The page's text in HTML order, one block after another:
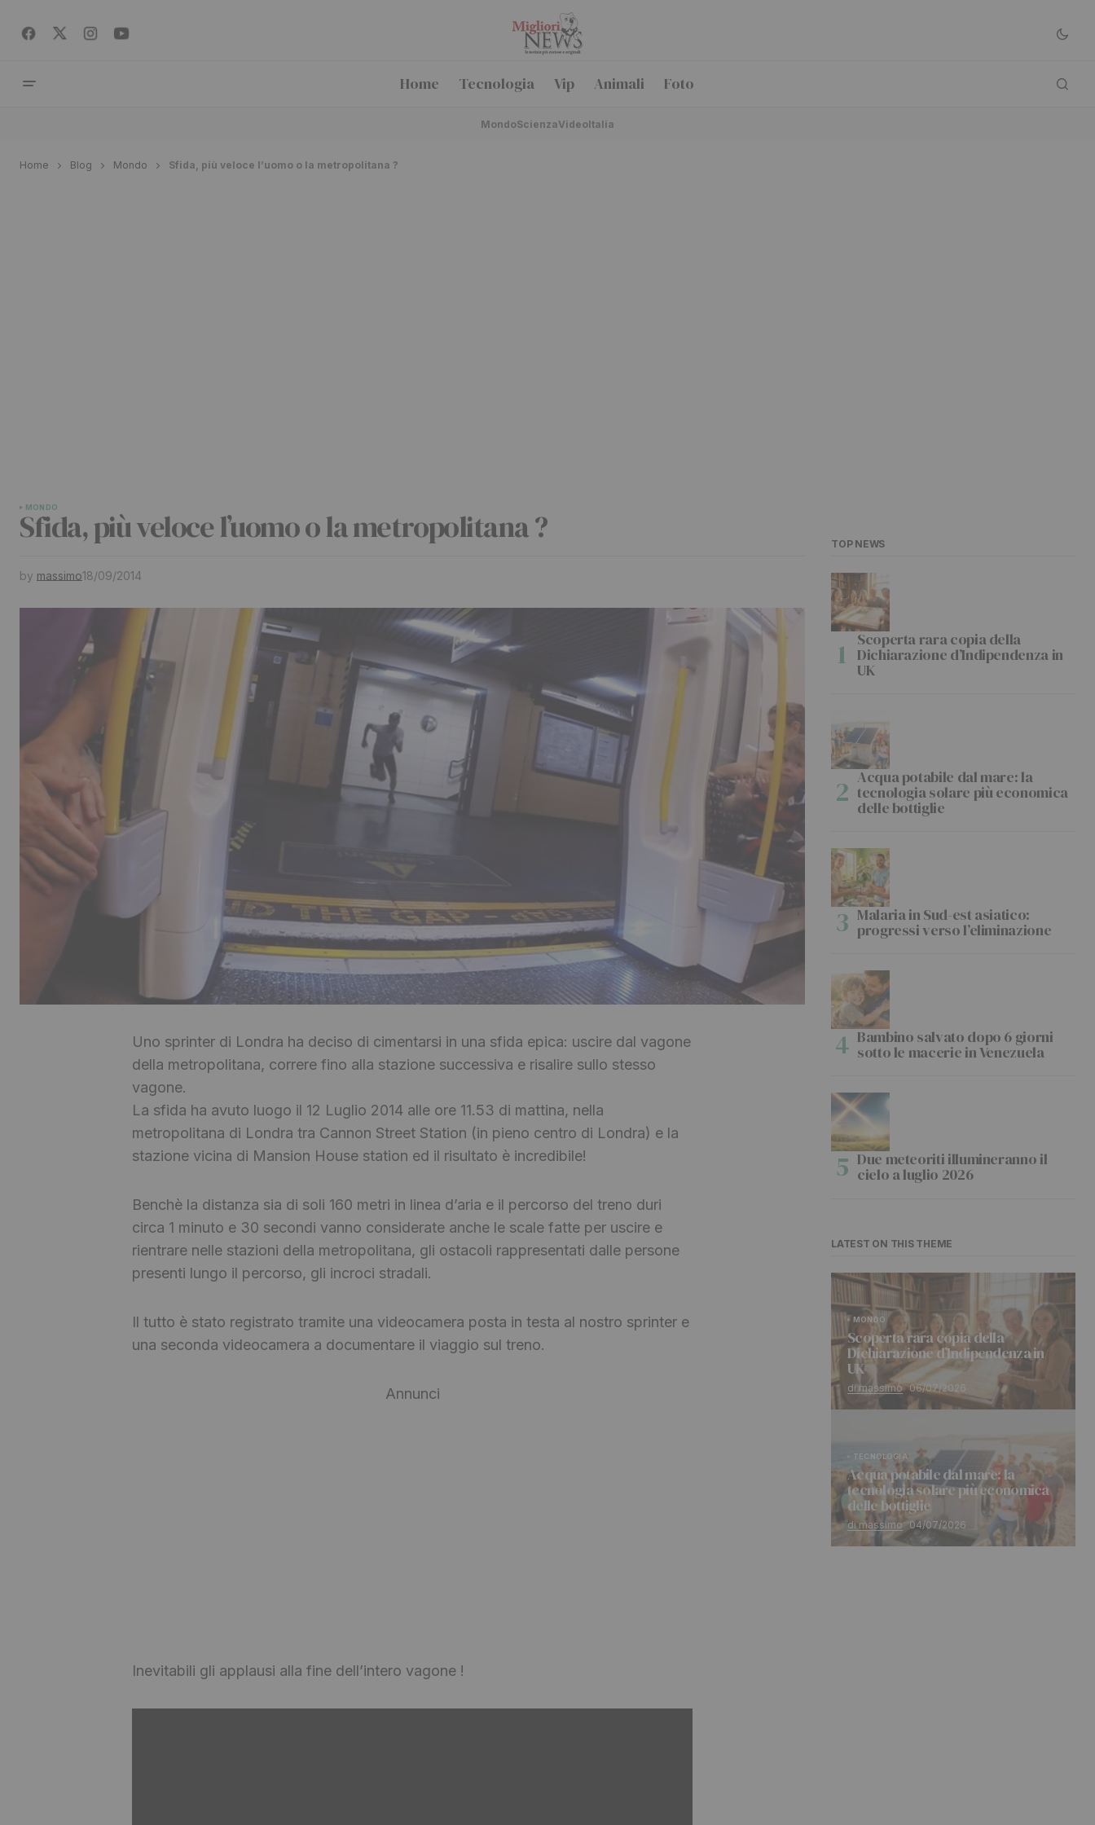
Home Tecnologia Vip Animali Foto
MondoScienzaVideoItalia
Home Blog Mondo Sfida, più veloce l’uomo o la metropolitana ?
MONDO
Sfida, più veloce l’uomo o la metropolitana ?
by massimo18/09/2014
Uno sprinter di Londra ha deciso di cimentarsi in una sfida epica: uscire dal vagone
della metropolitana, correre fino alla stazione successiva e risalire sullo stesso
vagone.
La sfida ha avuto luogo il 12 Luglio 2014 alle ore 11.53 di mattina, nella
metropolitana di Londra tra Cannon Street Station (in pieno centro di Londra) e la
stazione vicina di Mansion House station ed il risultato è incredibile!
Benchè la distanza sia di soli 160 metri in linea d’aria e il percorso del treno duri
circa 1 minuto e 30 secondi vanno considerate anche le scale fatte per uscire e
rientrare nelle stazioni della metropolitana, gli ostacoli rappresentati dalle persone
presenti lungo il percorso, gli incroci stradali.
Il tutto è stato registrato tramite una videocamera posta in testa al nostro sprinter e
una seconda videocamera a documentare il viaggio sul treno.
Annunci
Inevitabili gli applausi alla fine dell’intero vagone !
TOP NEWS
Scoperta rara copia della
Dichiarazione d’Indipendenza in
UK
Acqua potabile dal mare: la
tecnologia solare più economica
delle bottiglie
Malaria in Sud-est asiatico:
progressi verso l’eliminazione
Bambino salvato dopo 6 giorni
sotto le macerie in Venezuela
Due meteoriti illumineranno il
cielo a luglio 2026
LATEST ON THIS THEME
MONDO
Scoperta rara copia della
Dichiarazione d’Indipendenza in
UK
di massimo 06/07/2026
TECNOLOGIA
Acqua potabile dal mare: la
tecnologia solare più economica
delle bottiglie
di massimo 04/07/2026